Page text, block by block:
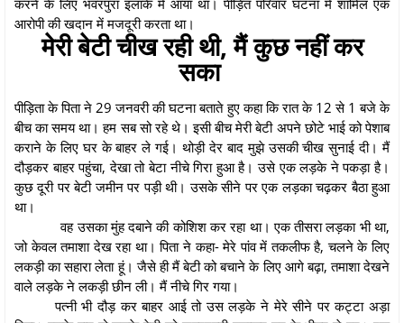
आरोपी की खदान में मजदूरी करता था।
मेरी बेटी चीख रही थी, मैं कुछ नहीं कर
सका
पीड़िता के पिता ने 29 जनवरी की घटना बताते हुए कहा कि रात के 12 से 1 बजे के
बीच का समय था। हम सब सो रहे थे। इसी बीच मेरी बेटी अपने छोटे भाई को पेशाब
कराने के लिए घर के बाहर ले गई। थोड़ी देर बाद मुझे उसकी चीख सुनाई दी। मैं
दौड़कर बाहर पहुंचा, देखा तो बेटा नीचे गिरा हुआ है। उसे एक लड़के ने पकड़ा है।
कुछ दूरी पर बेटी जमीन पर पड़ी थी। उसके सीने पर एक लड़का चढ़कर बैठा हुआ
था।
वह उसका मुंह दबाने की कोशिश कर रहा था। एक तीसरा लड़का भी था,
जो केवल तमाशा देख रहा था। पिता ने कहा- मेरे पांव में तकलीफ है, चलने के लिए
लकड़ी का सहारा लेता हूं। जैसे ही मैं बेटी को बचाने के लिए आगे बढ़ा, तमाशा देखने
वाले लड़के ने लकड़ी छीन ली। मैं नीचे गिर गया।
पत्नी भी दौड़ कर बाहर आई तो उस लड़के ने मेरे सीने पर कट्टा अड़ा